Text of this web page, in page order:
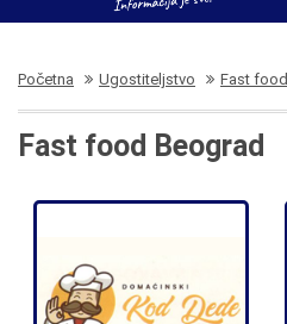
Početna Ugostiteljstvo Fast food
Fast food Beograd